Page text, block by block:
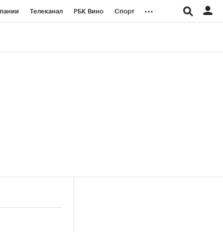
Телеканал РБК Вино Спорт ...